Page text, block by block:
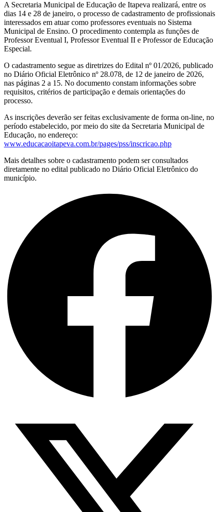
A Secretaria Municipal de Educação de Itapeva realizará, entre os
dias 14 e 28 de janeiro, o processo de cadastramento de profissionais
interessados em atuar como professores eventuais no Sistema
Municipal de Ensino. O procedimento contempla as funções de
Professor Eventual I, Professor Eventual II e Professor de Educação
Especial.
O cadastramento segue as diretrizes do Edital nº 01/2026, publicado
no Diário Oficial Eletrônico nº 28.078, de 12 de janeiro de 2026,
nas páginas 2 a 15. No documento constam informações sobre
requisitos, critérios de participação e demais orientações do
processo.
As inscrições deverão ser feitas exclusivamente de forma on-line, no
período estabelecido, por meio do site da Secretaria Municipal de
Educação, no endereço:
www.educacaoitapeva.com.br/pages/pss/inscricao.php
Mais detalhes sobre o cadastramento podem ser consultados
diretamente no edital publicado no Diário Oficial Eletrônico do
município.